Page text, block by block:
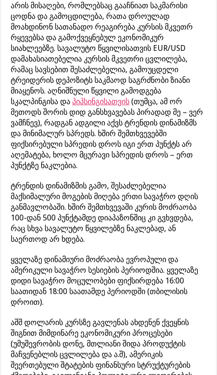
არის მისაღები, რომლებსაც გააჩნიათ საკმარისი
ცოდნა და გამოცდილება, რათა დროულად
მოახდინონ სათანადო რეაგირება კურსის მკვეთრ
რყევებსა და გამოქვეყნებულ ეკონომიკურ
სიახლეებზე. სავალუტო წყვილისათვის EUR/USD
დამახასიათებელია კურსის მკვეთრი ცვლილება,
რამაც სავსებით შესაძლებელია, გამოუცდელი
ტრეიდერის დეპოზიტს საკმაოდ საგრძნობი ზიანი
მიაყენოს. აღნიშნული წყვილი გამოდგება
სკალპინგისა დაპიპსინგისათვის (თუმცა, ამ ორ
მეთოდს შორის დიდ განსხვავებას პირადად მე – ვერ
ვამჩნევ), რადგან ადგილი აქვს ტრენდის დინამიზმს
და მინიმალურ სპრედს. ხშირ შემთხვევებში
ფიქსირებული სპრედის დროს იგი ერთ პუნქტს არ
აღემატება, ხოლო მცურავი სპრედის დროს – ერთ
პუნქტზე ნაკლებია.
ტრენდის დინამიზმის გამო, შესაძლებელია
მაქსიმალური მოგების მიღება ერთი სავაჭრო დღის
განმავლობაში. ხშირ შემთხვევაში კურის მოძრაობა
100-დან 500 პუნქტამდე დიაპაზონშიც კი გვხვდება,
რაც სხვა სავალუტო წყვილებზე ნაკლებად, ან
საერთოდ არ ხდება.
ყველაზე დინამიური მოძრაობა ევროპული და
ამერიკული სავაჭრო სესიების პერიოდშია. ყველაზე
დიდი სავაჭრო მოცულობები ფიქსირდება 16:00
საათიდან 18:00 საათამდე პერიოდში (თბილისის
დროით).
აშშ დოლარის კურსზე გავლენას ახდენენ ქვეყნის
შიგნით მიმდინარე ეკონომიკური პროცესები
(უმუშევრობის დონე, მთლიანი შიდა პროდუქტის
მაჩვენებლის ცვლილება და ა.შ), ამერიკის
შეერთებული შტატების ფინანსური სტრუქტურების